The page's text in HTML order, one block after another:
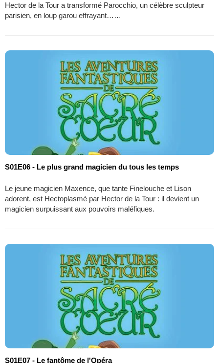
Hector de la Tour a transformé Parocchio, un célèbre sculpteur
parisien, en loup garou effrayant……
S01E06 - Le plus grand magicien du tous les temps
Le jeune magicien Maxence, que tante Finelouche et Lison
adorent, est Hectoplasmé par Hector de la Tour : il devient un
magicien surpuissant aux pouvoirs maléfiques.
S01E07 - Le fantôme de l'Opéra